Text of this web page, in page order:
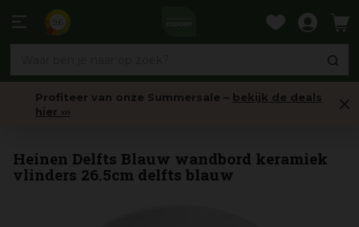
naar
Profiteer van onze Summersale – bekijk de deals
hier ›››
Heinen Delfts Blauw wandbord keramiek
vlinders 26.5cm delfts blauw